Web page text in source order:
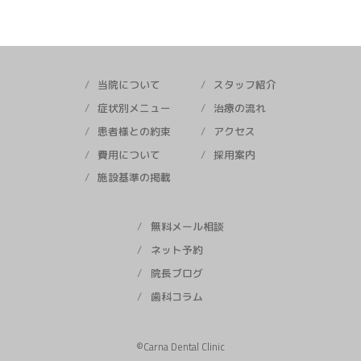
当院について
症状別メニュー
患者様との約束
費用について
施設基準の掲載
スタッフ紹介
治療の流れ
アクセス
採用案内
無料メール相談
ネット予約
院長ブログ
歯科コラム
©︎Carna Dental Clinic